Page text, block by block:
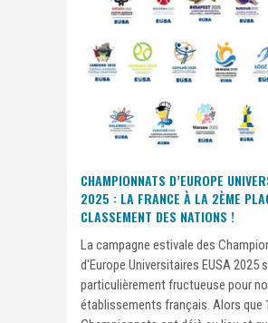
CHAMPIONNATS D’EUROPE
2025 : LA FRANCE À LA 2ÈME
CLASSEMENT DES NATIONS !
La campagne estivale des
d'Europe Universitaires EUSA 2025
particulièrement fructueuse pour
établissements français. Alors que